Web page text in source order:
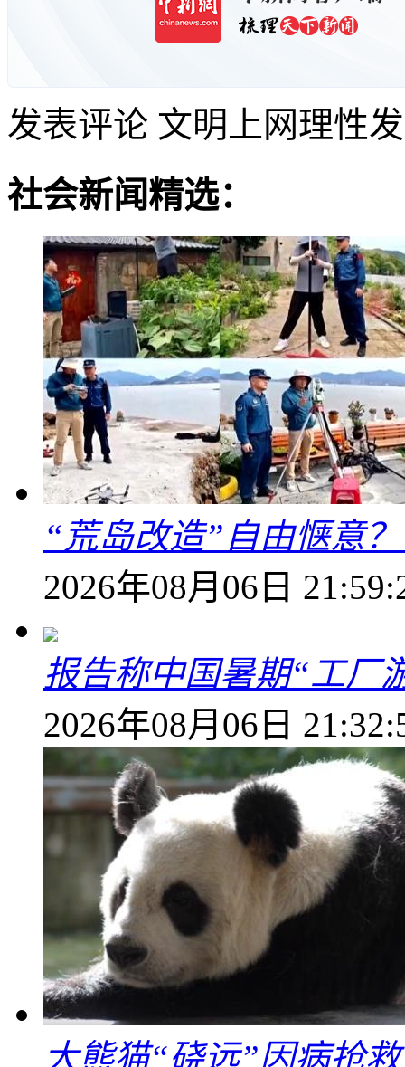
发表评论 文明上网理性
社会新闻精选：
“荒岛改造”自由惬意
2026年08月06日
报告称中国暑期“工厂
2026年08月06日
大熊猫“硗远”因病抢